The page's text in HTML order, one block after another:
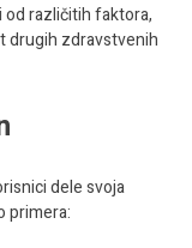
različitih faktora,
drugih zdravstvenih
dele svoja
primera: